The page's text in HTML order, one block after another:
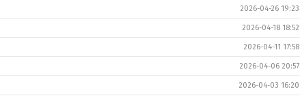
2026-04-26 19:23
2026-04-18 18:52
2026-04-11 17:58
2026-04-06 20:57
2026-04-03 16:20